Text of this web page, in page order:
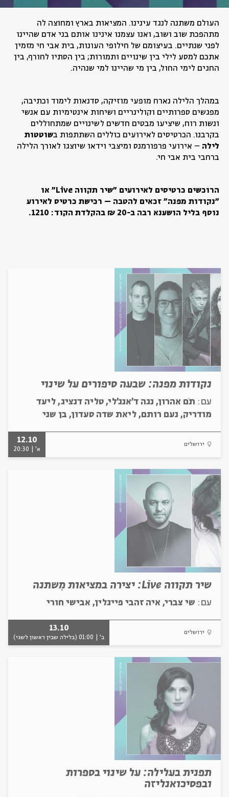
העולם משתנה לנגד עינינו. המציאות בארץ ומחוצה לה
מתהפכת שוב ושוב, ואנו עצמנו אינינו אותם בני אדם שהיינו
לפני שנתיים. בעיצומם של חילופי העונות, בית אבי חי מזמין
אתכם למסע לילי בין שינויים ותמורות; בין הסתיו לחורף, בין
החגים לימי החול, בין מי שהיינו למי שנהיה.
במהלך הלילה נארח מופעי מוזיקה, סדנאות לימוד וכתיבה,
מפגשים ספרותיים וקולינריים ושיחות אינטימיות עם אנשי
ונשות רוח, שיציעו מבטים חדשים לשינויים שמתחוללים
בקרבנו. הכרטיסים לאירועים כוללים השתתפות בשוטטות
לילה – אירועי פרפורמנס ומיצבי וידאו שיוצגו לאורך הלילה
ברחבי בית אבי חי.
הרוכשים כרטיסים לאירועים ״שיר תקווה
״ או
״נקודות מפנה״ זכאים להטבה – רכישת כרטיס לאירוע
נוסף בליל הושענא רבה ב-20 ₪ בהקלדת הקוד: 1210.
נקודות מפנה: שבעה סיפורים על שינוי
עם: תֹם אהרון, נגה ד'אנג'לי, טליה דנציג, ליעד
מודריק, נעם רותם, ליאת שדה סעדון, בן שני
ירושלים
12.10
א' | 20:30
שיר תקווה Live: יצירה במציאות מִשתנה
עם: שי צברי, איה זהבי פייגלין, אבישי חורי
ירושלים
13.10
ב' | 01:00 (בלילה שבין ראשון לשני)
תפנית בעלילה: על שינוי בספרות
ובפסיכואנליזה